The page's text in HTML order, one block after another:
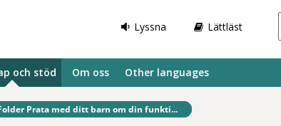
Lyssna Lättläst
och stöd Om oss Other languages
sida:
Prata med ditt barn om din funkti...